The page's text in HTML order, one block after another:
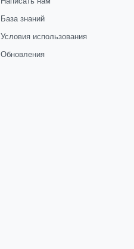
База знаний
Условия использования
Обновления